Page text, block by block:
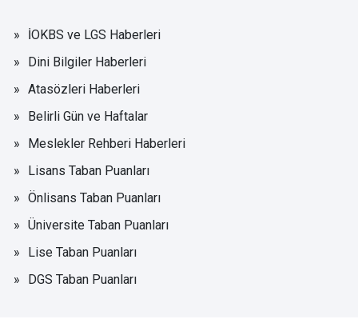
İOKBS ve LGS Haberleri
Dini Bilgiler Haberleri
Atasözleri Haberleri
Belirli Gün ve Haftalar
Meslekler Rehberi Haberleri
Lisans Taban Puanları
Önlisans Taban Puanları
Üniversite Taban Puanları
Lise Taban Puanları
DGS Taban Puanları